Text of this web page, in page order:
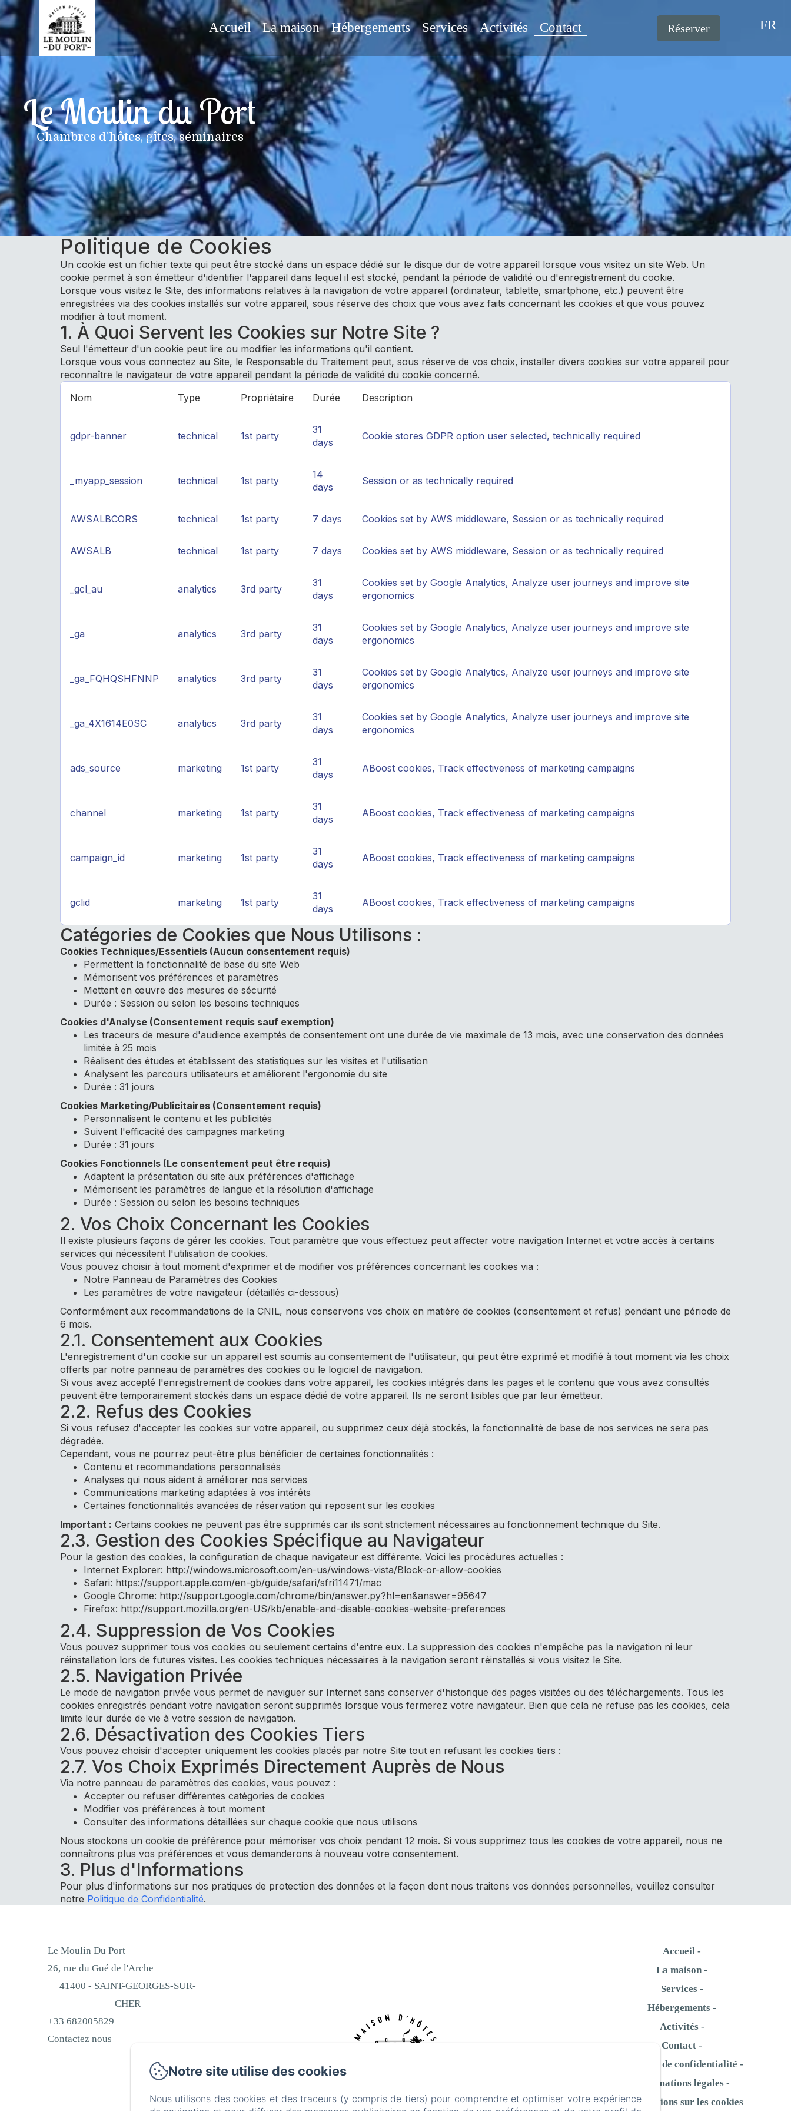
Accueil La maison Hébergements Services Activités Contact Réserver FR
Le Moulin du Port
Chambres d'hôtes, gîtes, séminaires
Politique de Cookies
Un cookie est un fichier texte qui peut être stocké dans un espace dédié sur le disque dur de votre appareil lorsque vous visitez un site Web. Un
cookie permet à son émetteur d'identifier l'appareil dans lequel il est stocké, pendant la période de validité ou d'enregistrement du cookie.
Lorsque vous visitez le Site, des informations relatives à la navigation de votre appareil (ordinateur, tablette, smartphone, etc.) peuvent être
enregistrées via des cookies installés sur votre appareil, sous réserve des choix que vous avez faits concernant les cookies et que vous pouvez
modifier à tout moment.
1. À Quoi Servent les Cookies sur Notre Site ?
Seul l'émetteur d'un cookie peut lire ou modifier les informations qu'il contient.
Lorsque vous vous connectez au Site, le Responsable du Traitement peut, sous réserve de vos choix, installer divers cookies sur votre appareil pour
reconnaître le navigateur de votre appareil pendant la période de validité du cookie concerné.
Nom
Type Propriétaire Durée Description
gdpr-banner technical 1st party
31
days
Cookie stores GDPR option user selected, technically required
_myapp_session technical 1st party
14
days
Session or as technically required
AWSALBCORS technical 1st party 7 days Cookies set by AWS middleware, Session or as technically required
AWSALB technical 1st party 7 days Cookies set by AWS middleware, Session or as technically required
_gcl_au analytics 3rd party
31
days
Cookies set by Google Analytics, Analyze user journeys and improve site
ergonomics
_ga analytics 3rd party
31
days
Cookies set by Google Analytics, Analyze user journeys and improve site
ergonomics
_ga_FQHQSHFNNP analytics 3rd party
31
days
Cookies set by Google Analytics, Analyze user journeys and improve site
ergonomics
_ga_4X1614E0SC analytics 3rd party
31
days
Cookies set by Google Analytics, Analyze user journeys and improve site
ergonomics
ads_source marketing 1st party
31
days
ABoost cookies, Track effectiveness of marketing campaigns
channel marketing 1st party
31
days
ABoost cookies, Track effectiveness of marketing campaigns
campaign_id marketing 1st party
31
days
ABoost cookies, Track effectiveness of marketing campaigns
gclid marketing 1st party
31
days
ABoost cookies, Track effectiveness of marketing campaigns
Catégories de Cookies que Nous Utilisons :
Cookies Techniques/Essentiels (Aucun consentement requis)
Permettent la fonctionnalité de base du site Web
Mémorisent vos préférences et paramètres
Mettent en œuvre des mesures de sécurité
Durée : Session ou selon les besoins techniques
Cookies d'Analyse (Consentement requis sauf exemption)
Les traceurs de mesure d'audience exemptés de consentement ont une durée de vie maximale de 13 mois, avec une conservation des données
limitée à 25 mois
Réalisent des études et établissent des statistiques sur les visites et l'utilisation
Analysent les parcours utilisateurs et améliorent l'ergonomie du site
Durée : 31 jours
Cookies Marketing/Publicitaires (Consentement requis)
Personnalisent le contenu et les publicités
Suivent l'efficacité des campagnes marketing
Durée : 31 jours
Cookies Fonctionnels (Le consentement peut être requis)
Adaptent la présentation du site aux préférences d'affichage
Mémorisent les paramètres de langue et la résolution d'affichage
Durée : Session ou selon les besoins techniques
2. Vos Choix Concernant les Cookies
Il existe plusieurs façons de gérer les cookies. Tout paramètre que vous effectuez peut affecter votre navigation Internet et votre accès à certains
services qui nécessitent l'utilisation de cookies.
Vous pouvez choisir à tout moment d'exprimer et de modifier vos préférences concernant les cookies via :
Notre Panneau de Paramètres des Cookies
Les paramètres de votre navigateur (détaillés ci-dessous)
Conformément aux recommandations de la CNIL, nous conservons vos choix en matière de cookies (consentement et refus) pendant une période de
6 mois.
2.1. Consentement aux Cookies
L'enregistrement d'un cookie sur un appareil est soumis au consentement de l'utilisateur, qui peut être exprimé et modifié à tout moment via les choix
offerts par notre panneau de paramètres des cookies ou le logiciel de navigation.
Si vous avez accepté l'enregistrement de cookies dans votre appareil, les cookies intégrés dans les pages et le contenu que vous avez consultés
peuvent être temporairement stockés dans un espace dédié de votre appareil. Ils ne seront lisibles que par leur émetteur.
2.2. Refus des Cookies
Si vous refusez d'accepter les cookies sur votre appareil, ou supprimez ceux déjà stockés, la fonctionnalité de base de nos services ne sera pas
dégradée.
Cependant, vous ne pourrez peut-être plus bénéficier de certaines fonctionnalités :
Contenu et recommandations personnalisés
Analyses qui nous aident à améliorer nos services
Communications marketing adaptées à vos intérêts
Certaines fonctionnalités avancées de réservation qui reposent sur les cookies
Important : Certains cookies ne peuvent pas être supprimés car ils sont strictement nécessaires au fonctionnement technique du Site.
2.3. Gestion des Cookies Spécifique au Navigateur
Pour la gestion des cookies, la configuration de chaque navigateur est différente. Voici les procédures actuelles :
Internet Explorer: http://windows.microsoft.com/en-us/windows-vista/Block-or-allow-cookies
Safari: https://support.apple.com/en-gb/guide/safari/sfri11471/mac
Google Chrome: http://support.google.com/chrome/bin/answer.py?hl=en&answer=95647
Firefox: http://support.mozilla.org/en-US/kb/enable-and-disable-cookies-website-preferences
2.4. Suppression de Vos Cookies
Vous pouvez supprimer tous vos cookies ou seulement certains d'entre eux. La suppression des cookies n'empêche pas la navigation ni leur
réinstallation lors de futures visites. Les cookies techniques nécessaires à la navigation seront réinstallés si vous visitez le Site.
2.5. Navigation Privée
Le mode de navigation privée vous permet de naviguer sur Internet sans conserver d'historique des pages visitées ou des téléchargements. Tous les
cookies enregistrés pendant votre navigation seront supprimés lorsque vous fermerez votre navigateur. Bien que cela ne refuse pas les cookies, cela
limite leur durée de vie à votre session de navigation.
2.6. Désactivation des Cookies Tiers
Vous pouvez choisir d'accepter uniquement les cookies placés par notre Site tout en refusant les cookies tiers :
2.7. Vos Choix Exprimés Directement Auprès de Nous
Via notre panneau de paramètres des cookies, vous pouvez :
Accepter ou refuser différentes catégories de cookies
Modifier vos préférences à tout moment
Consulter des informations détaillées sur chaque cookie que nous utilisons
Nous stockons un cookie de préférence pour mémoriser vos choix pendant 12 mois. Si vous supprimez tous les cookies de votre appareil, nous ne
connaîtrons plus vos préférences et vous demanderons à nouveau votre consentement.
3. Plus d'Informations
Pour plus d'informations sur nos pratiques de protection des données et la façon dont nous traitons vos données personnelles, veuillez consulter
notre Politique de Confidentialité.
Le Moulin Du Port
26, rue du Gué de l'Arche
41400 - SAINT-GEORGES-SUR-
CHER
+33 682005829
Contactez nous
Accueil
La maison
Services
Hébergements
Activités
Contact
Politique de confidentialité
Informations légales
Informations sur les cookies
Notre site utilise des cookies
Nous utilisons des cookies et des traceurs (y compris de tiers) pour comprendre et optimiser votre expérience